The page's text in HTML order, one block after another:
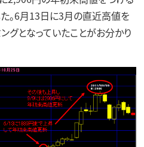
。6月13日に3月の直近高値を
グとなっていたことがお分かり